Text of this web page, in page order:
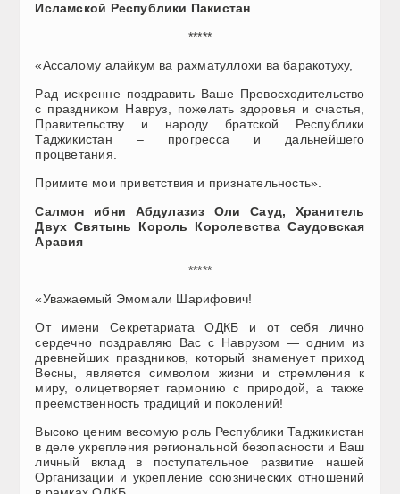
Исламской Республики Пакистан
*****
«Ассалому алайкум ва рахматуллохи ва баракотуху,
Рад искренне поздравить Ваше Превосходительство
с праздником Навруз, пожелать здоровья и счастья,
Правительству и народу братской Республики
Таджикистан – прогресса и дальнейшего
процветания.
Примите мои приветствия и признательность».
Салмон ибни Абдулазиз Оли Сауд, Хранитель
Двух Святынь Король Королевства Саудовская
Аравия
*****
«Уважаемый Эмомали Шарифович!
От имени Секретариата ОДКБ и от себя лично
сердечно поздравляю Вас с Наврузом — одним из
древнейших праздников, который знаменует приход
Весны, является символом жизни и стремления к
миру, олицетворяет гармонию с природой, а также
преемственность традиций и поколений!
Высоко ценим весомую роль Республики Таджикистан
в деле укрепления региональной безопасности и Ваш
личный вклад в поступательное развитие нашей
Организации и укрепление союзнических отношений